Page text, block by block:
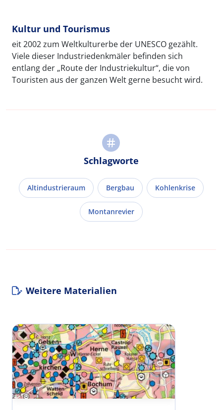
Kultur und Tourismus
eit 2002 zum Weltkulturerbe der UNESCO gezählt.
Viele dieser Industriedenkmäler befinden sich
entlang der „Route der Industriekultur“, die von
Touristen aus der ganzen Welt gerne besucht wird.
Schlagworte
Altindustrieraum Bergbau Kohlenkrise
Montanrevier
Weitere Materialien